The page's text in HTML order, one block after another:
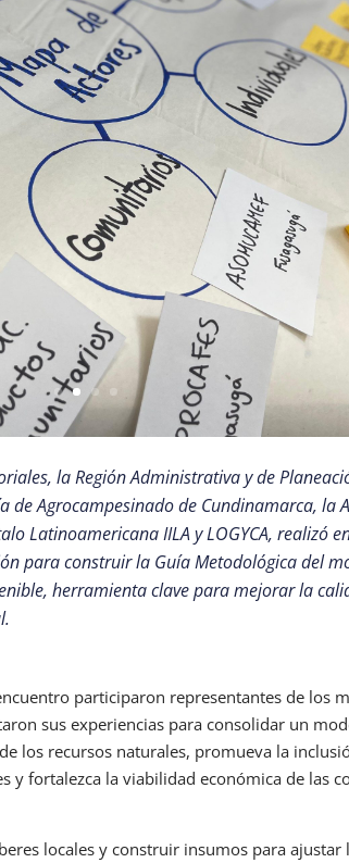
la Región Administrativa y de
de Agrocampesinado de Cundinamarca, la
Latinoamericana IILA y LOGYCA, realizó
para construir la Guía Metodológica del
herramienta clave para mejorar la
participaron representantes de los
sus experiencias para consolidar un
los recursos naturales, promueva la
y fortalezca la viabilidad económica de las
locales y construir insumos para ajustar